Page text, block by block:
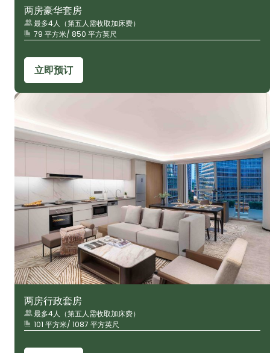
两房豪华套房
最多4人（第五人需收取加床费）
79 平方米/ 850 平方英尺
立即预订
两房行政套房
最多4人（第五人需收取加床费）
101 平方米/ 1087 平方英尺